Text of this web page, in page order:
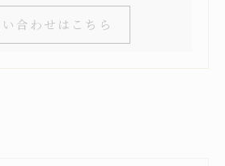
合わせはこちら